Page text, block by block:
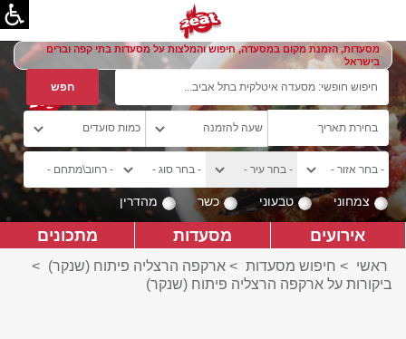
מסעדות, הזמנת מקום במסעדה, חיפוש והמלצות על מסעדות בתי קפה וברים
בישראל
צמחוני טבעוני כשר מהדרין
אירועים מסעדות מתכונים
ראשי > חיפוש מסעדות > ארקפה הרצליה פיתוח (שנקר) >
ביקורות על ארקפה הרצליה פיתוח (שנקר)